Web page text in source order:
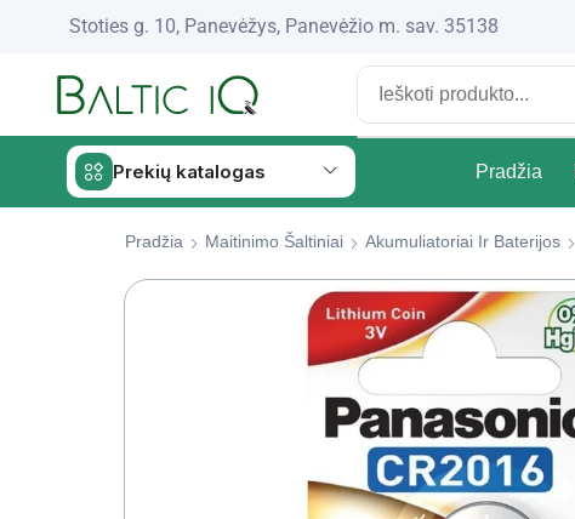
Stoties g. 10, Panevėžys, Panevėžio m. sav. 35138
Prekių katalogas Pradžia
Pradžia Maitinimo Šaltiniai Akumuliatoriai Ir Baterijos